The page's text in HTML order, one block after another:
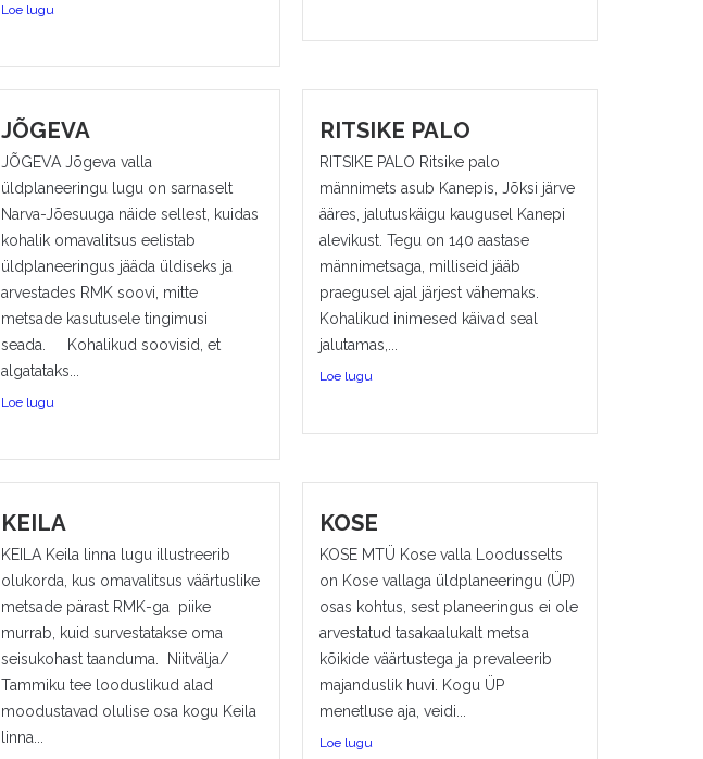
Loe lugu
JÕGEVA
JÕGEVA Jõgeva valla
üldplaneeringu lugu on sarnaselt
Narva-Jõesuuga näide sellest, kuidas
kohalik omavalitsus eelistab
üldplaneeringus jääda üldiseks ja
arvestades RMK soovi, mitte
metsade kasutusele tingimusi
seada. Kohalikud soovisid, et
algatataks...
Loe lugu
RITSIKE PALO
RITSIKE PALO Ritsike palo
männimets asub Kanepis, Jõksi järve
ääres, jalutuskäigu kaugusel Kanepi
alevikust. Tegu on 140 aastase
männimetsaga, milliseid jääb
praegusel ajal järjest vähemaks.
Kohalikud inimesed käivad seal
jalutamas,...
Loe lugu
KEILA
KEILA Keila linna lugu illustreerib
olukorda, kus omavalitsus väärtuslike
metsade pärast RMK-ga piike
murrab, kuid survestatakse oma
seisukohast taanduma. Niitvälja/
Tammiku tee looduslikud alad
moodustavad olulise osa kogu Keila
linna...
KOSE
KOSE MTÜ Kose valla Loodusselts
on Kose vallaga üldplaneeringu (ÜP)
osas kohtus, sest planeeringus ei ole
arvestatud tasakaalukalt metsa
kõikide väärtustega ja prevaleerib
majanduslik huvi. Kogu ÜP
menetluse aja, veidi...
Loe lugu